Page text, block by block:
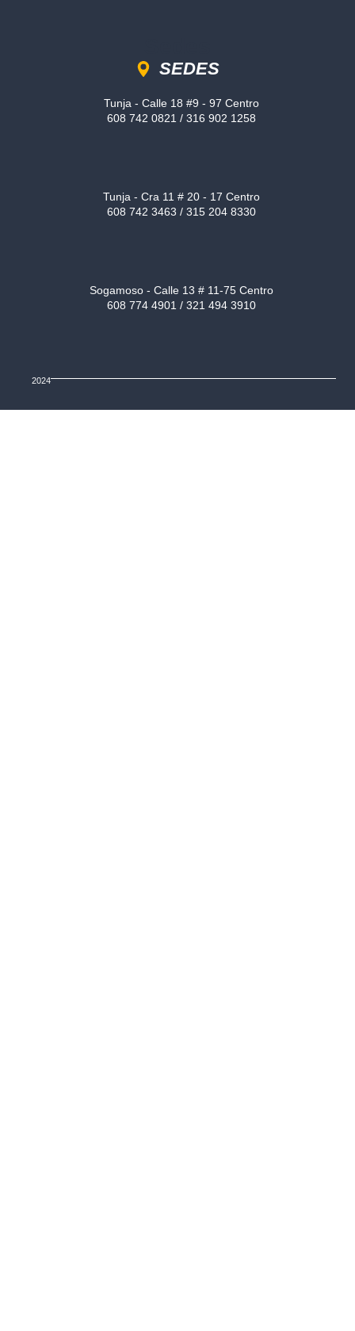
SEDES
Tunja - Calle 18 #9 - 97 Centro
608 742 0821 / 316 902 1258
Tunja - Cra 11 # 20 - 17 Centro
608 742 3463 / 315 204 8330
Sogamoso - Calle 13 # 11-75 Centro
608 774 4901 / 321 494 3910
2024